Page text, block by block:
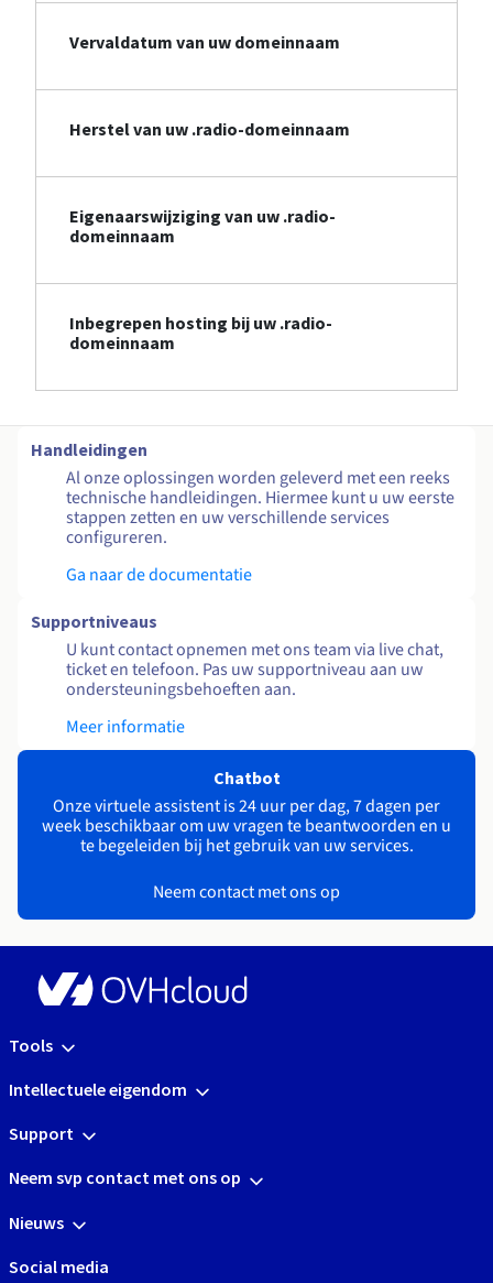
Vervaldatum van uw domeinnaam
Herstel van uw .radio-domeinnaam
Eigenaarswijziging van uw .radio-
domeinnaam
Inbegrepen hosting bij uw .radio-
domeinnaam
Handleidingen
Al onze oplossingen worden geleverd met een reeks
technische handleidingen. Hiermee kunt u uw eerste
stappen zetten en uw verschillende services
configureren.
Ga naar de documentatie
Supportniveaus
U kunt contact opnemen met ons team via live chat,
ticket en telefoon. Pas uw supportniveau aan uw
ondersteuningsbehoeften aan.
Meer informatie
Chatbot
Onze virtuele assistent is 24 uur per dag, 7 dagen per
week beschikbaar om uw vragen te beantwoorden en u
te begeleiden bij het gebruik van uw services.
Neem contact met ons op
Tools
Intellectuele eigendom
Support
Neem svp contact met ons op
Nieuws
Social media